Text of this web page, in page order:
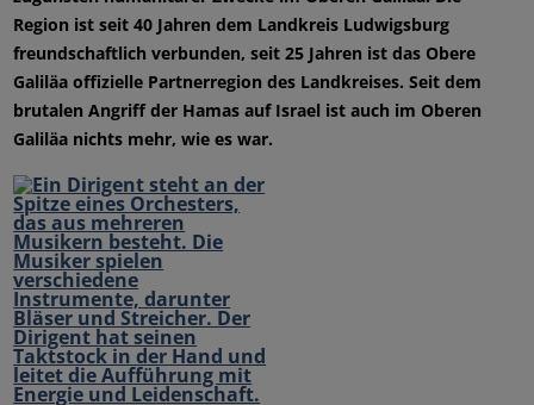
Region ist seit 40 Jahren dem Landkreis Ludwigsburg
freundschaftlich verbunden, seit 25 Jahren ist das Obere
Galiläa offizielle Partnerregion des Landkreises. Seit dem
brutalen Angriff der Hamas auf Israel ist auch im Oberen
Galiläa nichts mehr, wie es war.